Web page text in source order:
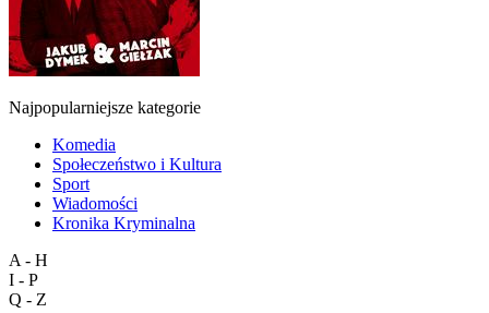
Najpopularniejsze kategorie
Komedia
Społeczeństwo i Kultura
Sport
Wiadomości
Kronika Kryminalna
A - H
I - P
Q - Z